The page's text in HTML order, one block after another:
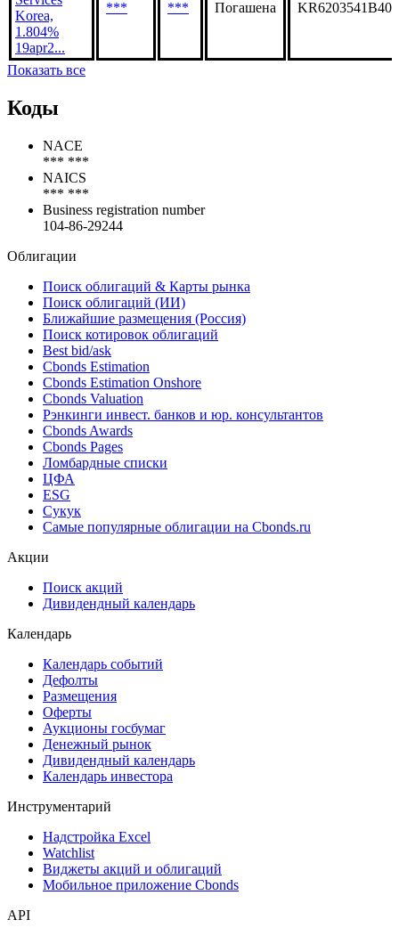
Korea,
1.804%
19apr2...
*** *** Погашена KR6203541B40
Показать все
Коды
NACE
*** ***
NAICS
*** ***
Business registration number
104-86-29244
Облигации
Поиск облигаций & Карты рынка
Поиск облигаций (ИИ)
Ближайшие размещения (Россия)
Поиск котировок облигаций
Best bid/ask
Cbonds Estimation
Cbonds Estimation Onshore
Cbonds Valuation
Рэнкинги инвест. банков и юр. консультантов
Cbonds Awards
Cbonds Pages
Ломбардные списки
ЦФА
ESG
Сукук
Самые популярные облигации на Cbonds.ru
Акции
Поиск акций
Дивидендный календарь
Календарь
Календарь событий
Дефолты
Размещения
Оферты
Аукционы госбумаг
Денежный рынок
Дивидендный календарь
Календарь инвестора
Инструментарий
Надстройка Excel
Watchlist
Виджеты акций и облигаций
Мобильное приложение Cbonds
API